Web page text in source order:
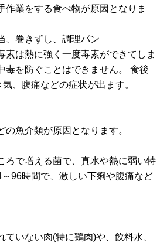
作業をする食べ物が原因となりま
、巻きずし、調理パン
素は熱に強く一度毒素ができてしま
毒を防ぐことはできません。 食後
、腹痛などの症状が出ます。
の魚介類が原因となります。
ろで増える菌で、真水や熱に弱い特
96時間で、激しい下痢や腹痛など
ていない肉(特に鶏肉)や、飲料水、